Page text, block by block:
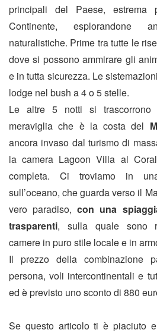
principali del Paese, estrema
Continente, esplorandone
naturalistiche. Prime tra tutte le
dove si possono ammirare gli
e in tutta sicurezza. Le
lodge nel bush a 4 o 5 stelle.
Le altre 5 notti si trascorrono
meraviglia che è la costa del
ancora invaso dal turismo di
la camera Lagoon Villa al
completa. Ci troviamo in
sull’oceano, che guarda verso il
vero paradiso, con una
trasparenti, sulla quale sono
camere in puro stile locale e in
Il prezzo della combinazione
persona, voli intercontinentali e
ed è previsto uno sconto di 880
Se questo articolo ti è piaciuto